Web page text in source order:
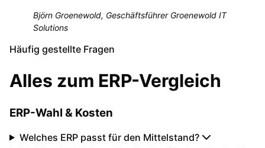
Björn Groenewold, Geschäftsführer Groenewold IT
Solutions
Häufig gestellte Fragen
Alles zum ERP-Vergleich
ERP-Wahl & Kosten
Welches ERP passt für den Mittelstand?